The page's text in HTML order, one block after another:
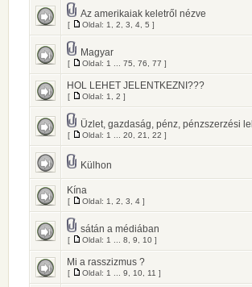
Az amerikaiak keletről nézve
[ Oldal: 1 2 3 4 5 ]
Magyar
[ Oldal: 1 75 76 77 ]
HOL LEHET JELENTKEZNI???
[ Oldal: 1 2 ]
Üzlet, gazdaság, pénz, pénzszerzési
[ Oldal: 1 20 21 22 ]
Külhon
Kína
[ Oldal: 1 2 3 4 ]
sátán a médiában
[ Oldal: 1 8 9 10 ]
Mi a rasszizmus ?
[ Oldal: 1 9 10 11 ]